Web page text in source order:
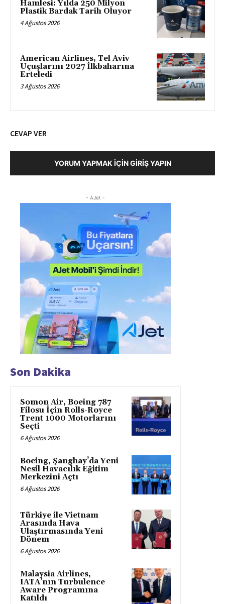
Hamlesi: Yılda 250 Milyon
Plastik Bardak Tarih Oluyor
4 Ağustos 2026
American Airlines, Tel Aviv
Uçuşlarını 2027 İlkbaharına
Erteledi
3 Ağustos 2026
CEVAP VER
YORUM YAPMAK İÇIN GIRIŞ YAPIN
- AJet -
Son Dakika
Somon Air, Boeing 787
Filosu İçin Rolls-Royce
Trent 1000 Motorlarını
Seçti
6 Ağustos 2026
Boeing, Şanghay’da Yeni
Nesil Havacılık Eğitim
Merkezini Açtı
6 Ağustos 2026
Türkiye ile Vietnam
Arasında Hava
Ulaştırmasında Yeni
Dönem
6 Ağustos 2026
Malaysia Airlines,
IATA’nın Turbulence
Aware Programına
Katıldı